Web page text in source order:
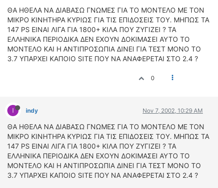
ΘΑ ΗΘΕΛΑ ΝΑ ΔΙΑΒΑΣΩ ΓΝΩΜΕΣ ΓΙΑ ΤΟ ΜΟΝΤΕΛΟ ΜΕ ΤΟΝ
ΜΙΚΡΟ ΚΙΝΗΤΗΡΑ ΚΥΡΙΩΣ ΓΙΑ ΤΙΣ ΕΠΙΔΟΣΕΙΣ ΤΟΥ. ΜΗΠΩΣ ΤΑ
147 PS ΕΙΝΑΙ ΛΙΓΑ ΓΙΑ 1800+ ΚΙΛΑ ΠΟΥ ΖΥΓΙΖΕΙ ? ΤΑ
ΕΛΛΗΝΙΚΑ ΠΕΡΙΟΔΙΚΑ ΔΕΝ ΕΧΟΥΝ ΔΟΚΙΜΑΣΕΙ ΑΥΤΟ ΤΟ
ΜΟΝΤΕΛΟ ΚΑΙ Η ΑΝΤΙΠΡΟΣΩΠΙΑ ΔΙΝΕΙ ΓΙΑ ΤΕΣΤ ΜΟΝΟ ΤΟ
3.7 ΥΠΑΡΧΕΙ ΚΑΠΟΙΟ SITE ΠΟΥ ΝΑ ΑΝΑΦΕΡΕΤΑΙ ΣΤΟ 2.4 ?
0
I indy Nov 7, 2002, 10:29 AM
ΘΑ ΗΘΕΛΑ ΝΑ ΔΙΑΒΑΣΩ ΓΝΩΜΕΣ ΓΙΑ ΤΟ ΜΟΝΤΕΛΟ ΜΕ ΤΟΝ
ΜΙΚΡΟ ΚΙΝΗΤΗΡΑ ΚΥΡΙΩΣ ΓΙΑ ΤΙΣ ΕΠΙΔΟΣΕΙΣ ΤΟΥ. ΜΗΠΩΣ ΤΑ
147 PS ΕΙΝΑΙ ΛΙΓΑ ΓΙΑ 1800+ ΚΙΛΑ ΠΟΥ ΖΥΓΙΖΕΙ ? ΤΑ
ΕΛΛΗΝΙΚΑ ΠΕΡΙΟΔΙΚΑ ΔΕΝ ΕΧΟΥΝ ΔΟΚΙΜΑΣΕΙ ΑΥΤΟ ΤΟ
ΜΟΝΤΕΛΟ ΚΑΙ Η ΑΝΤΙΠΡΟΣΩΠΙΑ ΔΙΝΕΙ ΓΙΑ ΤΕΣΤ ΜΟΝΟ ΤΟ
3.7 ΥΠΑΡΧΕΙ ΚΑΠΟΙΟ SITE ΠΟΥ ΝΑ ΑΝΑΦΕΡΕΤΑΙ ΣΤΟ 2.4 ?
VIDEO
4TTV
ΝΕΑ ΜΟΝΤΕΛΑ
ΑΓΩΝΕΣ
ΕΙΔΗΣΕΙΣ – ΠΑΡΟΥΣΙΑΣΕΙΣ
ΠΕΡΙΒΑΛΛΟΝ
ΔΟΚΙΜΕΣ – ΠΑΡΟΥΣΙΑΣΕΙΣ
ΕΙΔΗΣΕΙΣ